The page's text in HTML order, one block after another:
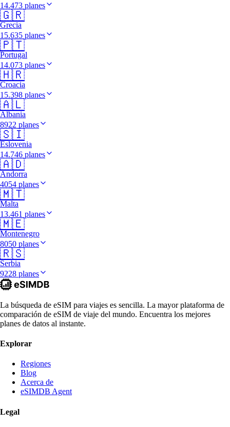
14.473 planes
🇬🇷
Grecia
15.635 planes
🇵🇹
Portugal
14.073 planes
🇭🇷
Croacia
15.398 planes
🇦🇱
Albania
8922 planes
🇸🇮
Eslovenia
14.746 planes
🇦🇩
Andorra
4054 planes
🇲🇹
Malta
13.461 planes
🇲🇪
Montenegro
8050 planes
🇷🇸
Serbia
9228 planes
La búsqueda de eSIM para viajes es sencilla. La mayor plataforma de
comparación de eSIM de viaje del mundo. Encuentra los mejores
planes de datos al instante.
Explorar
Regiones
Blog
Acerca de
eSIMDB Agent
Legal